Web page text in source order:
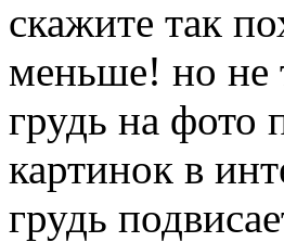
скажите так
меньше! но не
грудь на фото
картинок в
грудь